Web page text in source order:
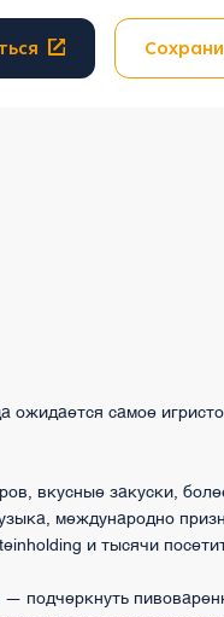
ожидается самое
вкусные закуски,
международно
и тысячи
подчеркнуть